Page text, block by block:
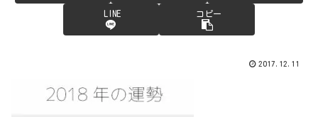
LINE コピー
2017.12.11